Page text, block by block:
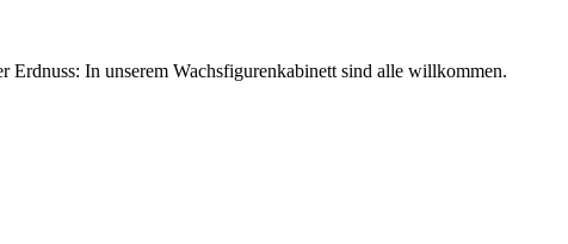
Erdnuss: In unserem Wachsfigurenkabinett sind alle willkommen.